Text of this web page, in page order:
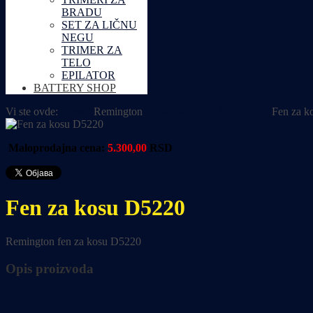
BRADU
SET ZA LIČNU
NEGU
TRIMER ZA
TELO
EPILATOR
BATTERY SHOP
Vi ste ovde:
Remington Fen za
Maloprodajna cena: 5.300,00 RSD
Fen za kosu D5220
Remington fen za kosu D5220
Opis proizvoda